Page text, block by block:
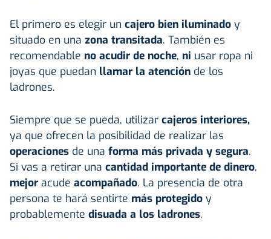
El primero es elegir un cajero bien iluminado y
situado en una zona transitada. También es
recomendable no acudir de noche, ni usar ropa ni
joyas que puedan llamar la atención de los
ladrones.
Siempre que se pueda, utilizar cajeros interiores,
ya que ofrecen la posibilidad de realizar las
operaciones de una forma más privada y segura.
Si vas a retirar una cantidad importante de dinero,
mejor acude acompañado. La presencia de otra
persona te hará sentirte más protegido y
probablemente disuada a los ladrones.